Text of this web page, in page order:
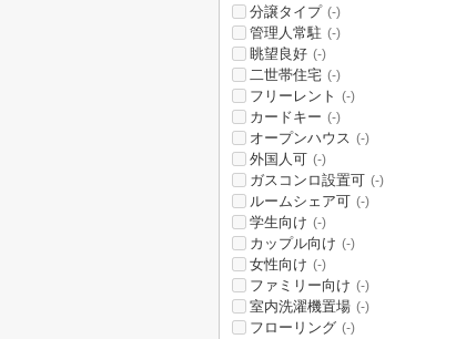
分譲タイプ (-)
管理人常駐 (-)
眺望良好 (-)
二世帯住宅 (-)
フリーレント (-)
カードキー (-)
オープンハウス (-)
外国人可 (-)
ガスコンロ設置可 (-)
ルームシェア可 (-)
学生向け (-)
カップル向け (-)
女性向け (-)
ファミリー向け (-)
室内洗濯機置場 (-)
フローリング (-)